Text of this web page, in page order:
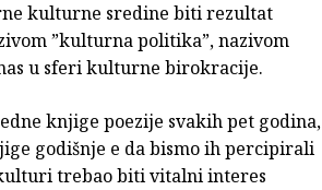
kulturne sredine biti rezultat
”kulturna politika”, nazivom
u sferi kulturne birokracije.
knjige poezije svakih pet godina,
godišnje e da bismo ih percipirali
trebao biti vitalni interes